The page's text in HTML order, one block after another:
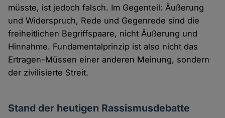
müsste, ist jedoch falsch. Im Gegenteil: Äußerung
und Widerspruch, Rede und Gegenrede sind die
freiheitlichen Begriffspaare, nicht Äußerung und
Hinnahme. Fundamentalprinzip ist also nicht das
Ertragen-Müssen einer anderen Meinung, sondern
der zivilisierte Streit.
Stand der heutigen Rassismusdebatte